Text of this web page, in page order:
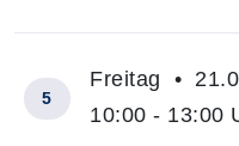
5
Freitag •
10:00 - 13:00